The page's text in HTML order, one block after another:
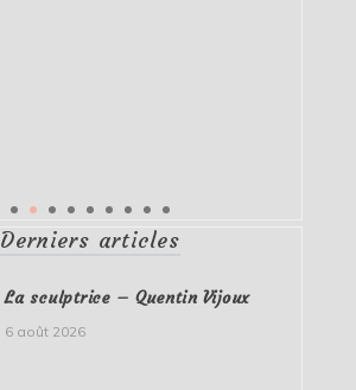
Derniers articles
La sculptrice – Quentin Vijoux
6 août 2026